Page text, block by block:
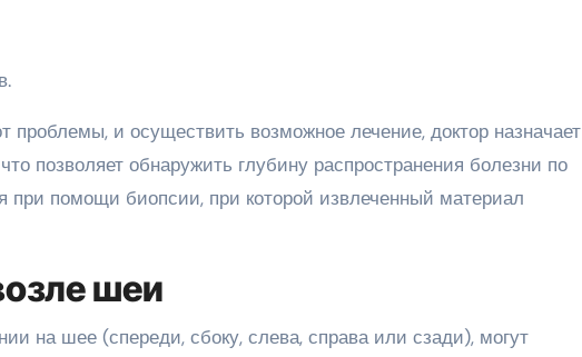
проблемы, и осуществить возможное лечение, доктор назначает
позволяет обнаружить глубину распространения болезни по
при помощи биопсии, при которой извлеченный материал
шеи
на шее (спереди, сбоку, слева, справа или сзади), могут